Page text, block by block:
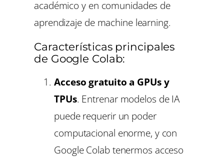
académico y en comunidades de
aprendizaje de machine learning.
Características principales
de Google Colab:
Acceso gratuito a GPUs y
TPUs. Entrenar modelos de IA
puede requerir un poder
computacional enorme, y con
Google Colab tenermos acceso